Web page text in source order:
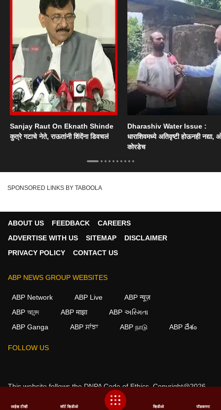
Sanjay Raut On Eknath Shinde
कुत्रे गटाचे नेते, राऊतांनी शिंदेंना डिवचलं
Dharashiv Water Issue :
धाराशिवमध्ये अतिवृष्टी होऊनही नद्या,
कोरडेच
SPONSORED LINKS BY TABOOLA
ABOUT US FEEDBACK
CAREERS
ADVERTISE WITH US
SITEMAP
DISCLAIMER
PRIVACY POLICY
CONTACT US
ABP NEWS GROUP WEBSITES
ABP Network ABP Live
ABP न्यूज़
ABP আনন্দ
ABP माझा
ABP અસ્મિતા
ABP Ganga
ABP ਸਾਂਝਾ ABP நாடு ABP దేశం
FOLLOW US
This website follows theDNPA Code of Ethics.Copyright@2026.
लाईव्ह टीव्ही शॉर्ट व्हिडीओ व्हिडीओ पॉडकास्ट